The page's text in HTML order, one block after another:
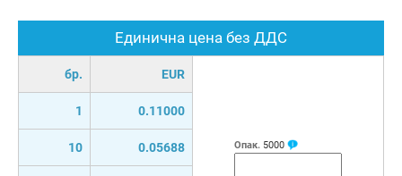
Единична цена без ДДС
бр. EUR
1 0.11000
10 0.05688 Опак. 5000